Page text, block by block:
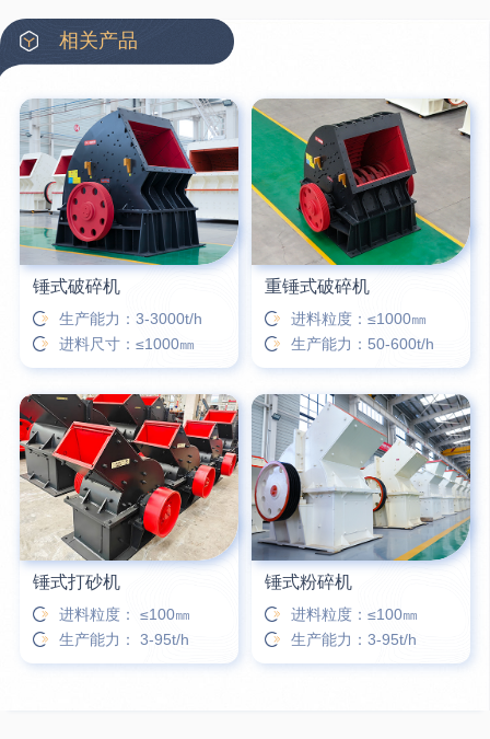
42分钟前 蒋先生留言：硬岩颚式破碎机带不带电机？
3分钟前 王先生留言：水泥厂熟料能破碎吗？推荐用什么机器？
6分钟前 姚女士留言：这款破碎机一小时产能多大？是用电的还是燃油的？
12分钟前 宋先生留言：50吨左右的制砂机大概什么价位？
16分钟前 柳先生留言：洗石英砂全套设备有哪些？
相关产品
锤式破碎机
生产能力：3-3000t/h
进料尺寸：≤1000㎜
重锤式破碎机
进料粒度：≤1000㎜
生产能力：50-600t/h
锤式打砂机
进料粒度： ≤100㎜
生产能力： 3-95t/h
锤式粉碎机
进料粒度：≤100㎜
生产能力：3-95t/h